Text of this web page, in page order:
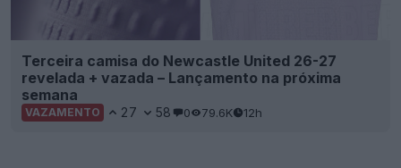
Terceira camisa do Newcastle United 26-27
revelada + vazada – Lançamento na próxima
semana
VAZAMENTO 27 58 0 79.6K 12h